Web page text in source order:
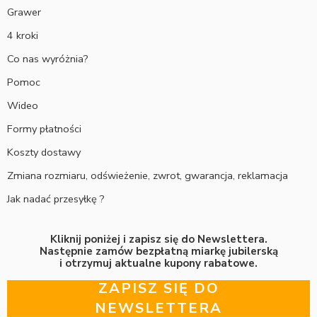
Grawer
4 kroki
Co nas wyróżnia?
Pomoc
Wideo
Formy płatności
Koszty dostawy
Zmiana rozmiaru, odświeżenie, zwrot, gwarancja, reklamacja
Jak nadać przesyłkę ?
Kliknij poniżej i zapisz się do Newslettera.
Następnie zamów bezpłatną miarkę jubilerską
i otrzymuj aktualne kupony rabatowe.
ZAPISZ SIĘ DO
NEWSLETTERA